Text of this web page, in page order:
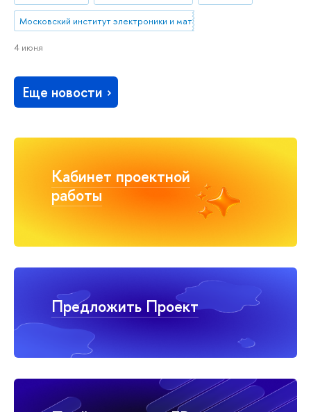
Кабинет проектной
работы
Предложить Проект
Московский институт электроники и математики им. А.Н. Тихонова
4 июня
Еще новости